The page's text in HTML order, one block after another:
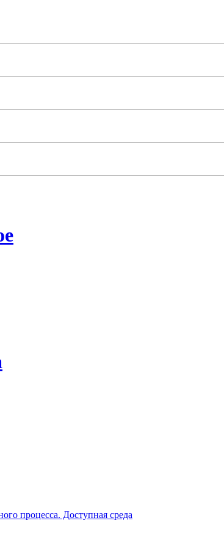
процесса. Доступная среда